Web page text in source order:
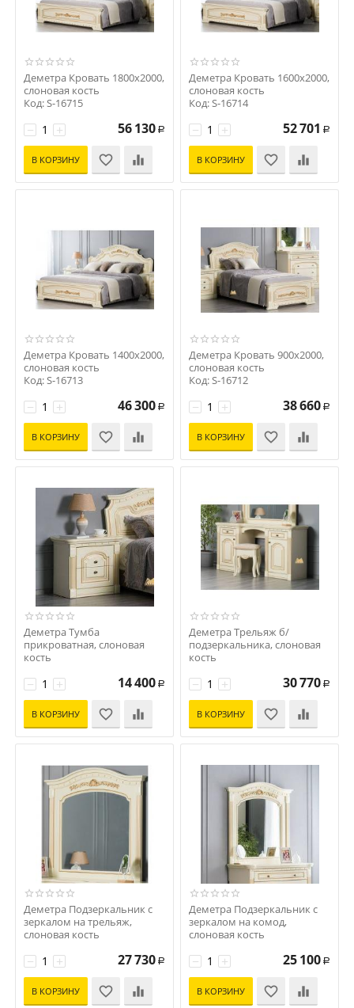
Деметра Кровать 1800x2000,
слоновая кость
Код: S-16715
+
− 56 130 Р
В КОРЗИНУ
Деметра Кровать 1600x2000,
слоновая кость
Код: S-16714
+
− 52 701 Р
В КОРЗИНУ
Деметра Кровать 1400x2000,
слоновая кость
Код: S-16713
+
− 46 300 Р
В КОРЗИНУ
Деметра Кровать 900x2000,
слоновая кость
Код: S-16712
+
− 38 660 Р
В КОРЗИНУ
Деметра Тумба
прикроватная, слоновая
кость
+
− 14 400 Р
В КОРЗИНУ
Деметра Трельяж б/
подзеркальника, слоновая
кость
+
− 30 770 Р
В КОРЗИНУ
Деметра Подзеркальник с
зеркалом на трельяж,
слоновая кость
+
− 27 730 Р
В КОРЗИНУ
Деметра Подзеркальник с
зеркалом на комод,
слоновая кость
+
− 25 100 Р
В КОРЗИНУ